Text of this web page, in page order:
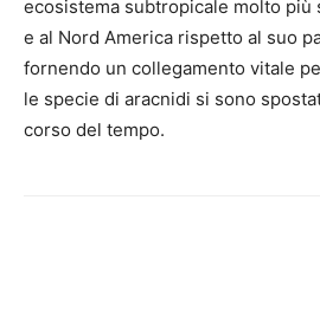
ecosistema subtropicale molto più
e al Nord America rispetto al suo
fornendo un collegamento vitale
le specie di aracnidi si sono
corso del tempo.